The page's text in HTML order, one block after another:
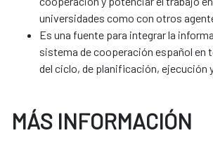
universidades como con otros
Es una fuente para integrar la
sistema de cooperación español en
del ciclo, de planificación, ejecución
MÁS INFORMACIÓN